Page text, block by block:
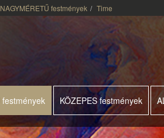
NAGYMÉRETŰ festmények Time
festmények KÖZEPES festmények